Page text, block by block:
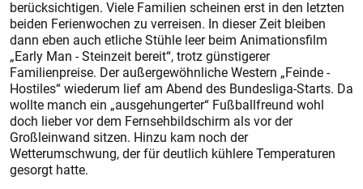
berücksichtigen. Viele Familien scheinen erst in den letzten
beiden Ferienwochen zu verreisen. In dieser Zeit bleiben
dann eben auch etliche Stühle leer beim Animationsfilm
„Early Man - Steinzeit bereit“, trotz günstigerer
Familienpreise. Der außergewöhnliche Western „Feinde -
Hostiles“ wiederum lief am Abend des Bundesliga-Starts. Da
wollte manch ein „ausgehungerter“ Fußballfreund wohl
doch lieber vor dem Fernsehbildschirm als vor der
Großleinwand sitzen. Hinzu kam noch der
Wetterumschwung, der für deutlich kühlere Temperaturen
gesorgt hatte.